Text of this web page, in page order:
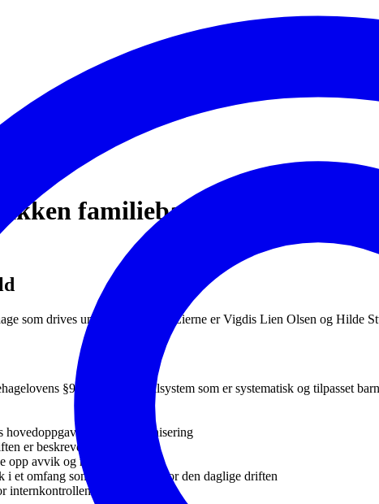
familiebarnehage
som drives under delt ansvar. Eierne er Vigdis Lien Olsen og Hilde
§9 et internkontrollsystem som er systematisk og tilpasset
hovedoppgaver, mål og organisering
er beskrevet
opp avvik og risiko for avvik
et omfang som er nødvendig for den daglige driften
er beskrevet.